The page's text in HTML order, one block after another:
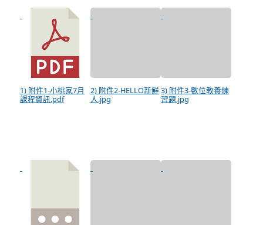
1) 附件1-小桃家7月
課程資訊.pdf
2) 附件2-HELLO新鮮
人.jpg
3) 附件3-數位教養練
習題.jpg